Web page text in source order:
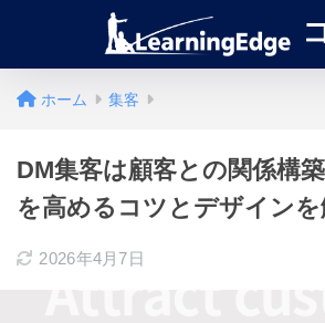
ホーム 集客
DM集客は顧客との関係構
を高めるコツとデザインを
2026年4月7日